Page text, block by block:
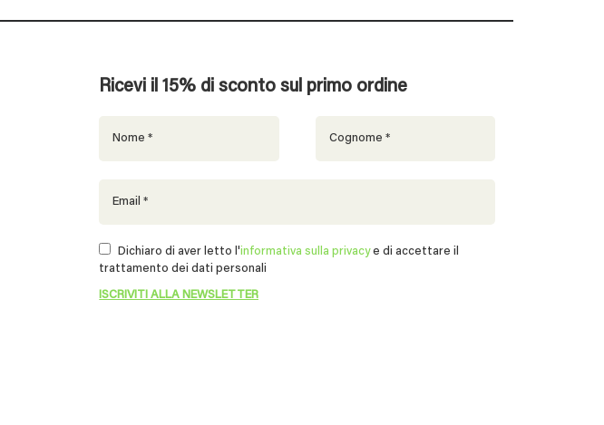
Ricevi il 15% di sconto sul primo ordine
Dichiaro di aver letto l'informativa sulla privacye di accettare il
trattamento dei dati personali